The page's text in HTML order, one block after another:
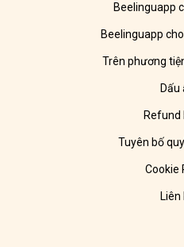
Beelinguapp
Beelinguapp
Trên phương
Dấu
Refund
Tuyên bố
Cookie
Liên